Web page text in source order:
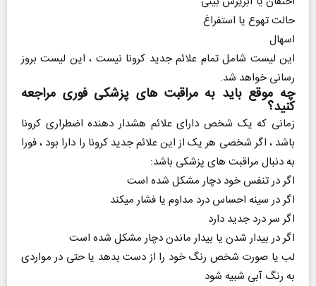
حالت تهوع یا استفراغ
اسهال
این لیست شامل تمام علائم جدید کرونا نیست ، این لیست بروز
رسانی خواهد شد.
چه موقع باید به مراقبت های پزشکی فوری مراجعه
کنید؟
زمانی که یک شخص دارای علائم هشدار دهنده اضطراری کرونا
باشد ، اگر شخصی هر یک از این علائم جدید کرونا را دارا بود ، فورا
به دنبال مراقبت های پزشکی باشد:
اگر در تنفس خود دچار مشکل شده است
اگر در سینه احساس درد مداوم یا فشار میکند
اگر سر درد جدید دارد
اگر در بیدار شدن یا بیدار ماندن دچار مشکل شده است
لب یا صورت شخص رنگ خود را از دست بدهد یا حتی در مواردی
به رنگ آبی شبیه شود